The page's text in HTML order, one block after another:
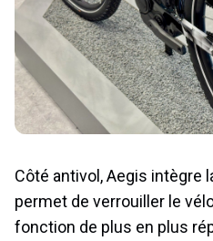
Côté antivol, Aegis intègre
permet de verrouiller le
fonction de plus en plus